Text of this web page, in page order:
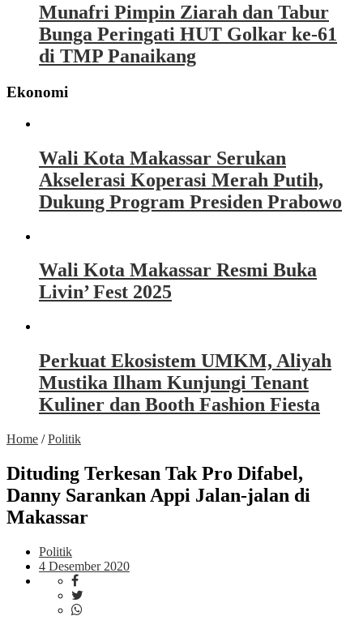
Munafri Pimpin Ziarah dan Tabur
Bunga Peringati HUT Golkar ke-61
di TMP Panaikang
Ekonomi
Wali Kota Makassar Serukan
Akselerasi Koperasi Merah Putih,
Dukung Program Presiden Prabowo
Wali Kota Makassar Resmi Buka
Livin’ Fest 2025
Perkuat Ekosistem UMKM, Aliyah
Mustika Ilham Kunjungi Tenant
Kuliner dan Booth Fashion Fiesta
Home /Politik
Dituding Terkesan Tak Pro Difabel,
Danny Sarankan Appi Jalan-jalan di
Makassar
Politik
4 Desember 2020